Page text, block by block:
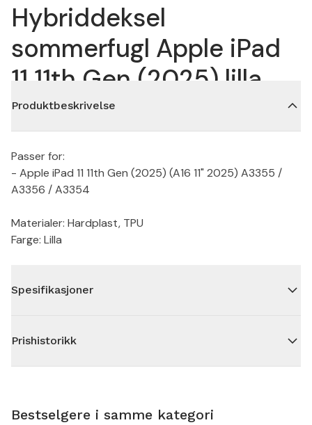
Hybriddeksel
sommerfugl Apple iPad
11 11th Gen (2025) lilla
Produktbeskrivelse
Passer for:
- Apple iPad 11 11th Gen (2025) (A16 11" 2025) A3355 /
A3356 / A3354
Materialer: Hardplast, TPU
Farge: Lilla
Spesifikasjoner
Prishistorikk
Bestselgere i samme kategori